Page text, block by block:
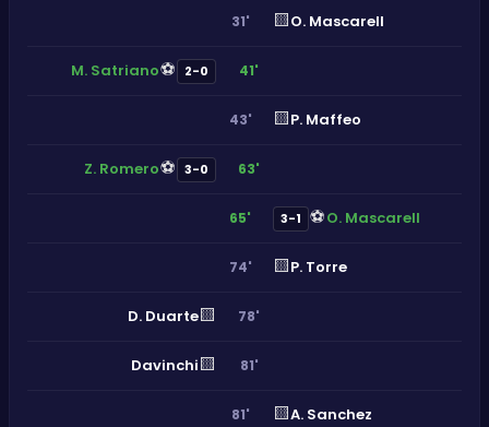
31' 🟨O. Mascarell
M. Satriano⚽ 2-0 41'
43' 🟨P. Maffeo
Z. Romero⚽ 3-0 63'
65' 3-1 ⚽O. Mascarell
74' 🟨P. Torre
D. Duarte🟨 78'
Davinchi🟨 81'
81' 🟨A. Sanchez